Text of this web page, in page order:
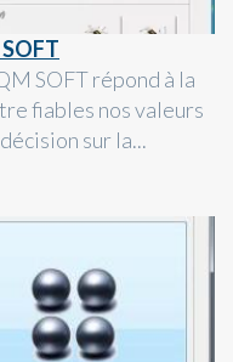
SOFT répond à la
fiables nos valeurs
sur la...